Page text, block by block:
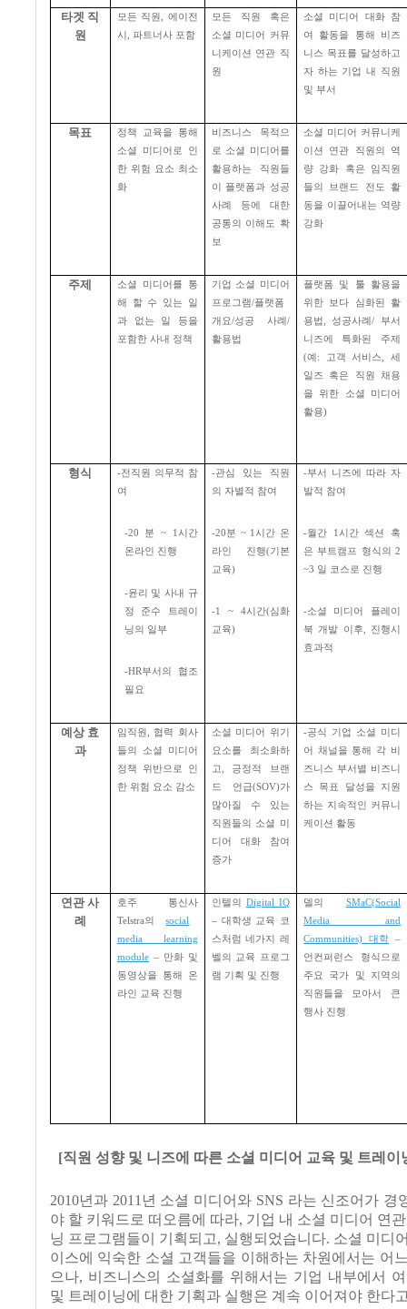
타겟 직
원
모든 직원
에이전
시
,파트너사 포함
모든 직원 혹은
소셜 미디어 커뮤
니케이션 연관 직
원
소셜 미디어 대화 참
여 활동을 통해 비즈
니스 목표를 달성하고
자 하는 기업 내 직원
및 부서
목표
정책 교육을 통해
소셜 미디어로 인
한 위험 요소 최소
화
비즈니스 목적으
로 소셜 미디어를
활용하는 직원들
이 플랫폼과 성공
사례 등에 대한
공통의 이해도 확
보
소셜 미디어 커뮤니케
이션 연관 직원의 역
량 강화 혹은 임직원
들의 브랜드 전도 활
동을 이끌어내는 역량
강화
주제
소셜 미디어를 통
해 할 수 있는 일
과 없는 일 등을
포함한 사내 정책
기업 소셜 미디어
프로그램/플랫폼
개요/성공 사례 /
활용법
플랫폼 및 툴 활용을
위한 보다 심화된 활
용법
성공사례/
부서
니즈에 특화된 주제
(예 : 고객 서비스
세
일즈 혹은 직원 채용
을 위한 소셜 미디어
활용)
형식 -전직원 의무적 참
여
-20 분 ~ 1 시간
온라인 진행
-윤리 및 사내 규
정 준수 트레이
닝의 일부
-HR부서의 협조
필요
-관심 있는 직원
의 자별적 참여
-20분 ~ 1 시간 온
라인 진행(기본
교육)
-1 ~ 4시간(심화
교육)
-부서 니즈에 따라 자
발적 참여
-월간 1 시간 섹션 혹
은 부트캠프 형식의
2
~3 일 코스로 진행
-소셜 미디어 플레이
북 개발 이후
진행시
효과적
예상 효
과
임직원
협력 회사
들의 소셜 미디어
정책 위반으로 인
한 위험 요소 감소
소셜 미디어 위기
요소를 최소화하
고
긍정적 브랜
드 언급(SOV)가
많아질 수 있는
직원들의 소셜 미
디어 대화 참여
증가
-공식 기업 소셜 미디
어 채널을 통해 각 비
즈니스 부서별 비즈니
스 목표 달성을 지원
하는 지속적인 커뮤니
케이션 활동
연관 사
례
호주 통신사
Telstra의social
media learning
module – 만화 및
동영상을 통해 온
라인 교육 진행
인텔의 Digital IQ
– 대학생 교육 코
스처럼 네가지 레
벨의 교육 프로그
램 기획 및 진행
델의 SMaC(Social
Media and
Communities) 대학 –
언컨퍼런스 형식으로
주요 국가 및 지역의
직원들을 모아서 큰
행사 진행
[직원 성향 및 니즈에 따른 소셜 미디어 교육 및 트레이
2010년과 2011년 소셜 미디어와 SNS 라는 신조어가 경
야 할 키워드로 떠오름에 따라, 기업 내 소셜 미디어 연
닝 프로그램들이 기획되고, 실행되었습니다. 소셜 미디
이스에 익숙한 소셜 고객들을 이해하는 차원에서는 어
으나, 비즈니스의 소셜화를 위해서는 기업 내부에서
및 트레이닝에 대한 기획과 실행은 계속 이어져야 한다